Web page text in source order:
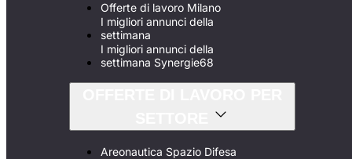
Offerte di lavoro Milano
I migliori annunci della
settimana
I migliori annunci della
settimana Synergie68
Areonautica Spazio Difesa